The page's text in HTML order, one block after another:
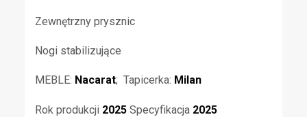
Zewnętrzny prysznic
Nogi stabilizujące
MEBLE: Nacarat; Tapicerka: Milan
Rok produkcji 2025Specyfikacja 2025